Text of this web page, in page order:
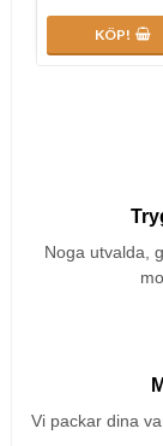
KÖP!
Noga utvalda,
Vi packar dina